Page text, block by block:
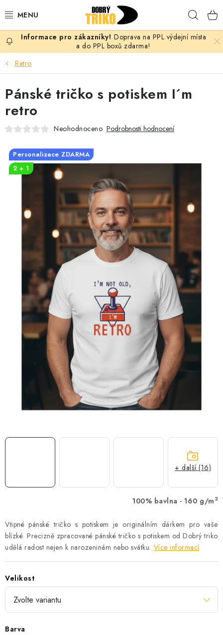
na
PRO ŽENY
PRO MUŽE
PRO DĚTI
PRO PÁRY
VLASTNÍ MOTIV
MIKINY
OKAMŽITĚ K ODBĚRU
MÁM SRDCE POMÁHÁM
PROVIZNÍ SYSTÉM
Časté otázky
Doprava a platba
Obchodní podmínky
Zásady zpracování ochrany osobních údajů
Napište nám
Doprava na PPL výdejní místa
a do PPL boxů zdarma!
Retro
100% bavlna - 160 g/m 2
Vtipné pánské tričko s potiskem je originálním dárkem pro vaše
blízké. Precizně zpracované pánské tričko s potiskem od Dobrý triko
udělá radost nejen k narozeninám nebo svátku. Více informací
Velikost
Barva
Pánské tričko s potiskem I´m
retro
Neohodnoceno Podrobnosti hodnocení
Personalizace ZDARMA
2 + 1
+ další (16)